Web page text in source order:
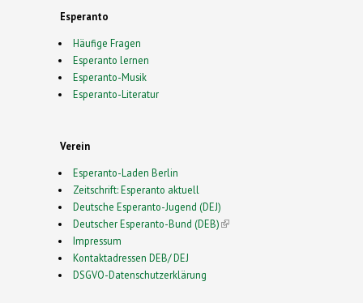
Esperanto
Häufige Fragen
Esperanto lernen
Esperanto-Musik
Esperanto-Literatur
Verein
Esperanto-Laden Berlin
Zeitschrift: Esperanto aktuell
Deutsche Esperanto-Jugend (DEJ)
Deutscher Esperanto-Bund (DEB)(link is external)
Impressum
Kontaktadressen DEB/ DEJ
DSGVO-Datenschutzerklärung